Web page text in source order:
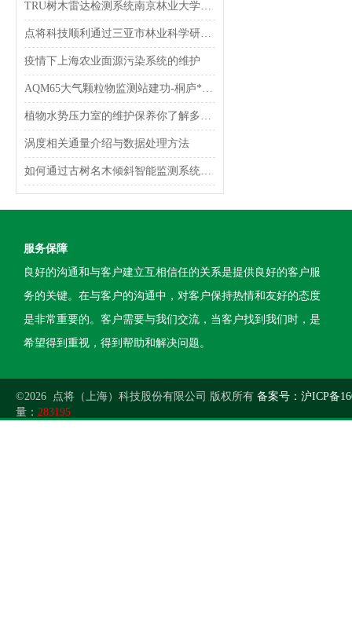
TRU树木雷达检测系统南京林业大学服务圆满结束
点将科技顺利通过三亚市林业科学研究院木质无损检测项目验收
疫情下上海农业面源污染系统的维护
AQM65大气颗粒物监测站建功-桐庐*实现乡村PM2.5监测全覆盖
植物水势压力室的维护保养你了解多少？
涡度相关通量介绍与数据处理方法
如何通过古树名木倾斜智能监测系统提前发现古树潜在风险？
服务保障
良好的沟通和与客户建立互相信任的关系是提供良好的客户服
务的关键。在与客户的沟通中，对客户保持热情和友好的态度
是非常重要的。客户需要与我们交流，当客户找到我们时，是
希望得到重视，得到帮助和解决问题。
©2026 点将（上海）科技股份有限公司 版权所有 备案号：沪ICP备
量： 283195